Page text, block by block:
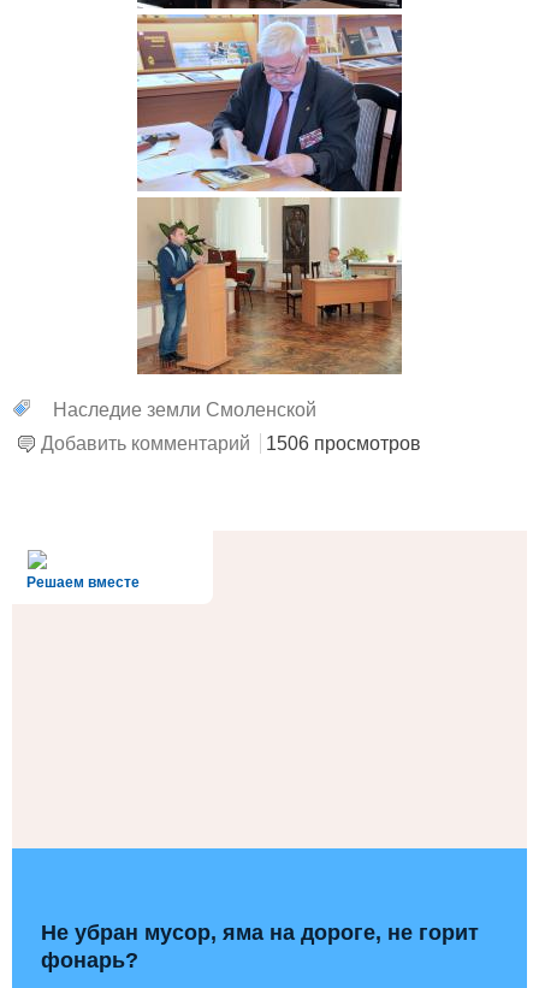
Наследие земли Смоленской
Добавить комментарий
1506 просмотров
Решаем вместе
Не убран мусор, яма на дороге, не горит
фонарь?